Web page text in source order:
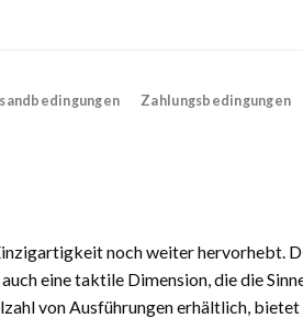
Zahlungsbedingungen
noch weiter hervorhebt.
eine taktile Dimension, die die
von Ausführungen erhältlich, bietet